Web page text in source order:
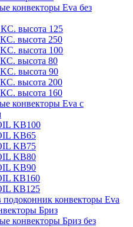
конвекторы Eva без
высота 125
высота 250
высота 100
высота 80
высота 90
высота 200
высота 160
конвекторы Eva с
KB100
KB65
KB75
KB80
KB90
КВ160
КВ125
конвекторы Eva
Бриз
конвекторы Бриз без